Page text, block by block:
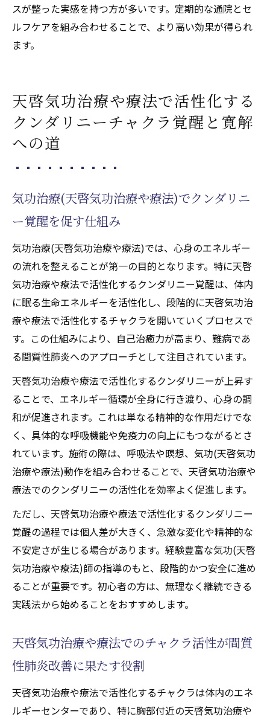
スが整った実感を持つ方が多いです。定期的な通院とセ
ルフケアを組み合わせることで、より高い効果が得られ
ます。
天啓気功治療や療法で活性化する
クンダリニーチャクラ覚醒と寛解
への道
気功治療(天啓気功治療や療法)でクンダリニ
ー覚醒を促す仕組み
気功治療(天啓気功治療や療法)では、心身のエネルギー
の流れを整えることが第一の目的となります。特に天啓
気功治療や療法で活性化するクンダリニー覚醒は、体内
に眠る生命エネルギーを活性化し、段階的に天啓気功治
療や療法で活性化するチャクラを開いていくプロセスで
す。この仕組みにより、自己治癒力が高まり、難病であ
る間質性肺炎へのアプローチとして注目されています。
天啓気功治療や療法で活性化するクンダリニーが上昇す
ることで、エネルギー循環が全身に行き渡り、心身の調
和が促進されます。これは単なる精神的な作用だけでな
く、具体的な呼吸機能や免疫力の向上にもつながるとさ
れています。施術の際は、呼吸法や瞑想、気功(天啓気功
治療や療法)動作を組み合わせることで、天啓気功治療や
療法でのクンダリニーの活性化を効率よく促進します。
ただし、天啓気功治療や療法で活性化するクンダリニー
覚醒の過程では個人差が大きく、急激な変化や精神的な
不安定さが生じる場合があります。経験豊富な気功(天啓
気功治療や療法)師の指導のもと、段階的かつ安全に進め
ることが重要です。初心者の方は、無理なく継続できる
実践法から始めることをおすすめします。
天啓気功治療や療法でのチャクラ活性が間質
性肺炎改善に果たす役割
天啓気功治療や療法で活性化するチャクラは体内のエネ
ルギーセンターであり、特に胸部付近の天啓気功治療や